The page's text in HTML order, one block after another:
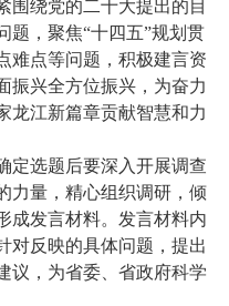
围绕党的二十大提出的目
题，聚焦“十四五”规划贯
难点等问题，积极建言资
振兴全方位振兴，为奋力
龙江新篇章贡献智慧和力
定选题后要深入开展调查
力量，精心组织调研，倾
成发言材料。发言材料内
对反映的具体问题，提出
议，为省委、省政府科学